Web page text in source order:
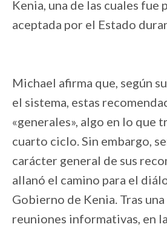
Kenia, una de las cuales fue
aceptada por el Estado
Michael afirma que, según
el sistema, estas
«generales», algo en lo que
cuarto ciclo. Sin embargo,
carácter general de sus
allanó el camino para el
Gobierno de Kenia. Tras
reuniones informativas, en